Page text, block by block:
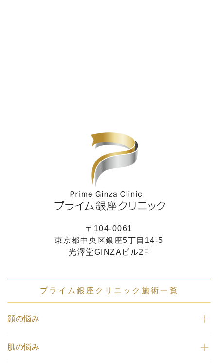
〒104-0061
東京都中央区銀座5丁目14-5
光澤堂GINZAビル2F
プライム銀座クリニック施術一覧
顔の悩み
肌の悩み